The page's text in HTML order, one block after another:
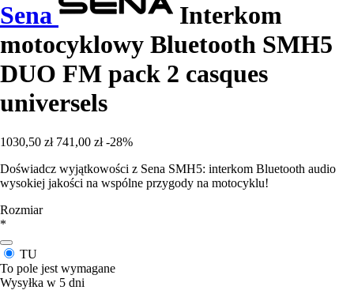
Sena
Interkom
motocyklowy Bluetooth SMH5
DUO FM pack 2 casques
universels
1030,50 zł 741,00 zł -28%
Doświadcz wyjątkowości z Sena SMH5: interkom Bluetooth audio
wysokiej jakości na wspólne przygody na motocyklu!
Rozmiar
*
TU
To pole jest wymagane
Wysyłka w 5 dni